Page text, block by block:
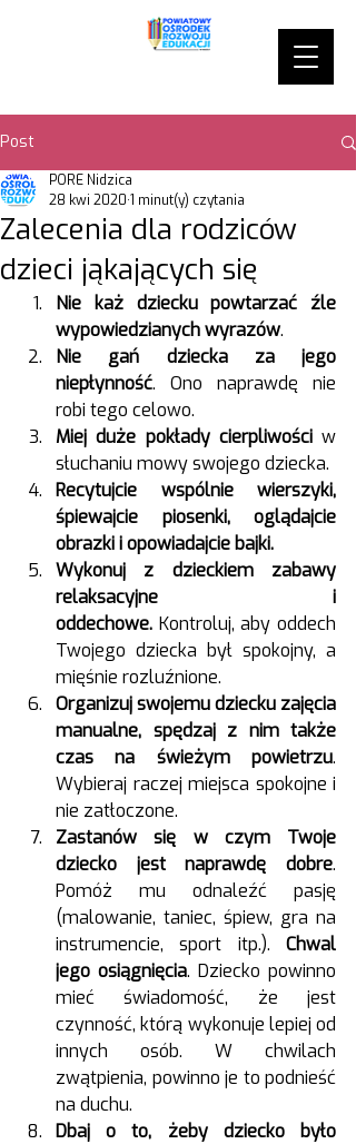
Post
Zalecenia dla rodziców
dzieci jąkających się
PORE Nidzica
28 kwi 2020 1 minut(y) czytania
Nie każ dziecku powtarzać źle
wypowiedzianych wyrazów.
Nie gań dziecka za jego
niepłynność. Ono naprawdę nie
robi tego celowo.
Miej duże pokłady cierpliwości w
słuchaniu mowy swojego dziecka.
Recytujcie wspólnie wierszyki,
śpiewajcie piosenki, oglądajcie
obrazki i opowiadajcie bajki.
Wykonuj z dzieckiem zabawy
relaksacyjne i
oddechowe. Kontroluj, aby oddech
Twojego dziecka był spokojny, a
mięśnie rozluźnione.
Organizuj swojemu dziecku zajęcia
manualne, spędzaj z nim także
czas na świeżym powietrzu.
Wybieraj raczej miejsca spokojne i
nie zatłoczone.
Zastanów się w czym Twoje
dziecko jest naprawdę dobre.
Pomóż mu odnaleźć pasję
(malowanie, taniec, śpiew, gra na
instrumencie, sport itp.). Chwal
jego osiągnięcia. Dziecko powinno
mieć świadomość, że jest
czynność, którą wykonuje lepiej od
innych osób. W chwilach
zwątpienia, powinno je to podnieść
na duchu.
Dbaj o to, żeby dziecko było